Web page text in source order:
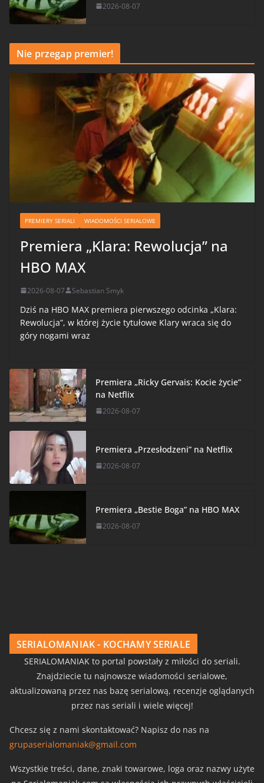
2026-08-07
Nie przegap premier!
PREMIERY SERIALI WIADOMOŚCI SERIALOWE
Premiera „Klara: Rewolucja” na
HBO MAX
2026-08-07 Sebastian Smyk
Dziś na HBO MAX premiera pierwszego odcinka „Klara:
Rewolucja”, w której życie tytułowe Klary wraca się do
góry nogami wraz
Premiera „Ricky Gervais: Kocie życie”
na Netflix
2026-08-07
Premiera „Przesłodzeni” na Netflix
2026-08-07
Premiera „Bestie Boga” na HBO MAX
2026-08-07
SERIALOMANIAK - KOCHAMY SERIALE
SERIALOMANIAK to portal powstały z miłości do seriali.
Znajdziecie tu najnowsze wiadomości serialowe,
aktualizowaną przez nas bazę serialową, recenzje oglądanych
przez nas seriali i wiele więcej!
Chcesz się z nami skontaktować? Napisz do nas na
grupaserialomaniak@gmail.com
Wszystkie treści, dane, znaki towarowe, loga oraz nazwy użyte